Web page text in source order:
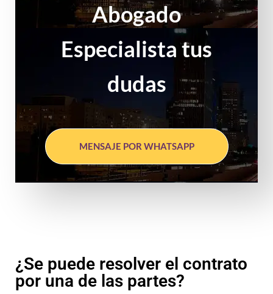
Abogado
Especialista tus
dudas
MENSAJE POR WHATSAPP
¿Se puede resolver el contrato
por una de las partes?